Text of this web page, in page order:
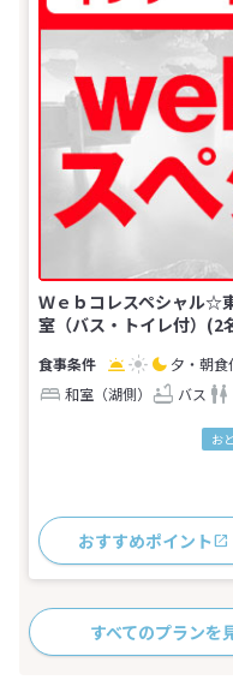
Ｗｅｂコレスペシャル
室（バス・トイレ付）(2
夕・朝食
和室（湖側）
バス
お
おすすめポイント
すべてのプランを